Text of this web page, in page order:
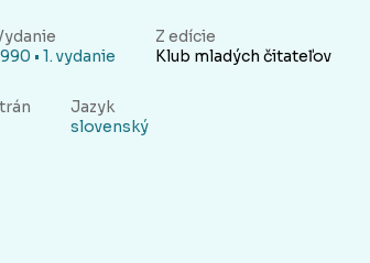
• 1. vydanie
Z edície
Klub mladých čitateľov
Jazyk
slovenský